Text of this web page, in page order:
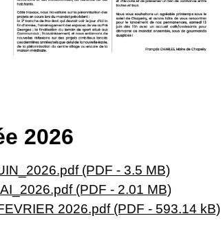
2026
(PDF - 3.5 MB)
(PDF - 2.01 MB)
2026.pdf (PDF - 593.14 kB)